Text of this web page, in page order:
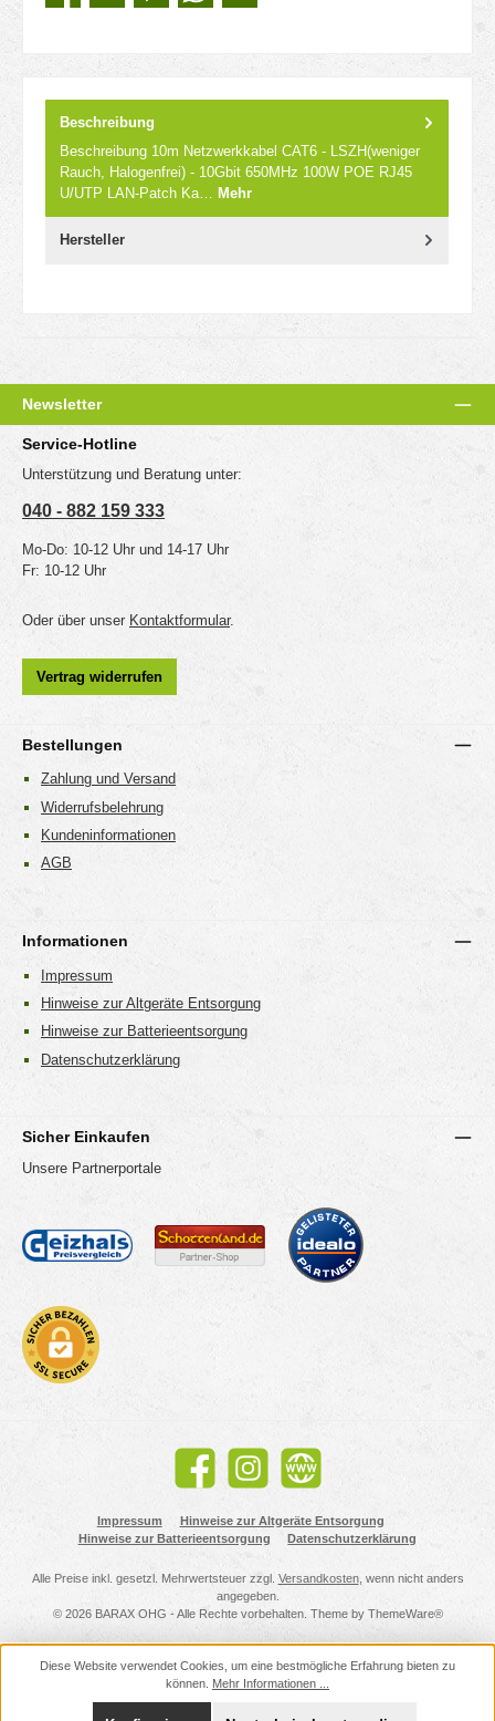
Beschreibung
Beschreibung 10m Netzwerkkabel CAT6 - LSZH(weniger
Rauch, Halogenfrei) - 10Gbit 650MHz 100W POE RJ45
U/UTP LAN-Patch Ka… Mehr
Hersteller
Newsletter
Service-Hotline
Unterstützung und Beratung unter:
040 - 882 159 333
Mo-Do: 10-12 Uhr und 14-17 Uhr
Fr: 10-12 Uhr
Oder über unser Kontaktformular.
Vertrag widerrufen
Bestellungen
Zahlung und Versand
Widerrufsbelehrung
Kundeninformationen
AGB
Informationen
Impressum
Hinweise zur Altgeräte Entsorgung
Hinweise zur Batterieentsorgung
Datenschutzerklärung
Sicher Einkaufen
Unsere Partnerportale
Facebook Instagram Website
Impressum
Hinweise zur Altgeräte Entsorgung
Hinweise zur Batterieentsorgung
Datenschutzerklärung
Alle Preise inkl. gesetzl. Mehrwertsteuer zzgl. Versandkosten, wenn nicht anders
angegeben.
© 2026 BARAX OHG - Alle Rechte vorbehalten. Theme by ThemeWare®
Diese Website verwendet Cookies, um eine bestmögliche Erfahrung bieten zu
können. Mehr Informationen ...